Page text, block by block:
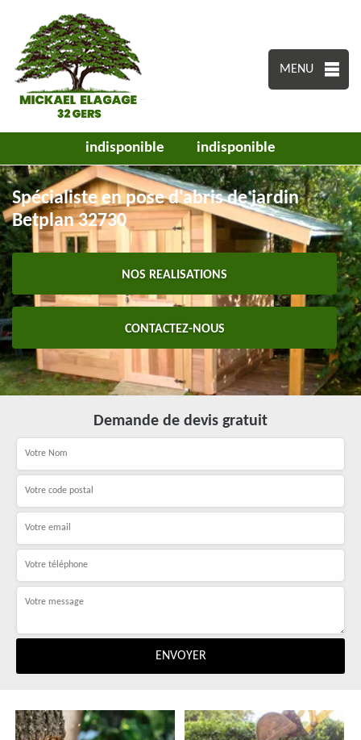
MENU
indisponible indisponible
Spécialiste en pose d'abris de jardin
Betplan 32730
NOS REALISATIONS
CONTACTEZ-NOUS
Demande de devis gratuit